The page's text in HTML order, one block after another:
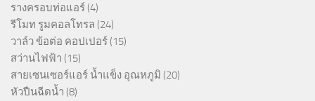
รางครอบท่อแอร์ (4)
รีโมท รูมคอลโทรล (24)
วาล์ว ข้อต่อ คอปเปอร์ (15)
สว่านไฟฟ้า (15)
สายเซนเซอร์แอร์ น้ำแข็ง อุณหภูมิ (20)
หัวปืนฉีดน้ำ (8)